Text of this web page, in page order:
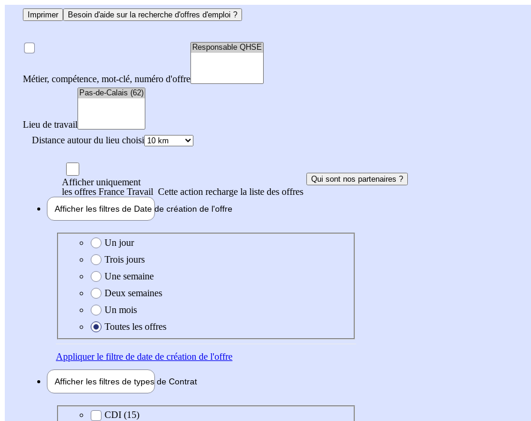
Imprimer Besoin d'aide sur la recherche d'offres d'emploi ?
Métier, compétence, mot-clé, numéro d'offre
Lieu de travail
Distance autour du lieu choisi
Afficher uniquement
les offres France Travail Cette action recharge la liste des offres
Qui sont nos partenaires ?
Afficher les filtres de Date de création de l'offre
Date de création de l'offre
Un jour
Trois jours
Une semaine
Deux semaines
Un mois
Toutes les offres
Appliquerle filtre de date de création de l'offre
Afficher les filtres de types de Contrat
Type de contratCDI (15)